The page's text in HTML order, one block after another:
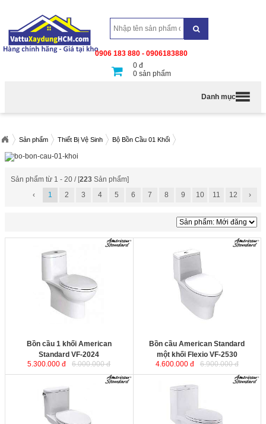
0906 183 880 - 0906183880
0 đ
0 sản phẩm
Danh mục
Sản phẩm Thiết Bị Vệ Sinh Bộ Bồn Cầu 01 Khối
Sản phẩm từ 1 - 20 / [223 Sản phẩm]
‹
1 2 3 4 5 6 7 8 9 10 11 12 ›
Bồn cầu 1 khối American
Standard VF-2024
nghệ chống bám bẩn, chống bám
cặn, duy trì độ sáng bóng cho sứ vệ
sinh trong suốt vòng đời sử
dụng. Công nghệ xả xoáy mạnh mẽ
kết hợp tia đẩy giúp đánh bay tất cả
Bồn cầu 1 khối American
Standard VF-2024
5.300.000 đ
6.000.000 đ
Bồn cầu American Standard một
khối Flexio VF-2530
nghệ chống bám bẩn, chống bám
cặn, duy trì độ sáng bóng cho sứ vệ
sinh trong suốt vòng đời sử
dụng. Công nghệ xả xoáy mạnh mẽ
kết hợp tia đẩy giúp đánh bay tất cả
Bồn cầu American Standard
một khối Flexio VF-2530
4.600.000 đ
6.900.000 đ
Bồn cầu American Standard 1
khối Cadet xả gạt 2045-WT
dụng công nghệ chống bám bẩn,
chống bám cặn, duy trì độ sáng
Bồn cầu American Standard 1
nghệ chống bám bẩn, chống bám
cặn, duy trì độ sáng bóng cho sứ vệ